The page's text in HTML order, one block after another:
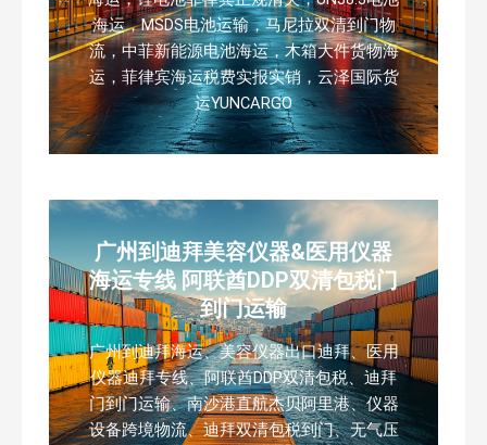
海运，MSDS电池运输，马尼拉双清到门物
流，中菲新能源电池海运，木箱大件货物海
运，菲律宾海运税费实报实销，云泽国际货
运YUNCARGO
广州到迪拜美容仪器&医用仪器
海运专线 阿联酋DDP双清包税门
到门运输
广州到迪拜海运、美容仪器出口迪拜、医用
仪器迪拜专线、阿联酋DDP双清包税、迪拜
门到门运输、南沙港直航杰贝阿里港、仪器
设备跨境物流、迪拜双清包税到门、无气压